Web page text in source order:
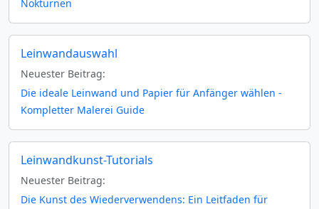
Nokturnen
Leinwandauswahl
Neuester Beitrag:
Die ideale Leinwand und Papier für Anfänger wählen -
Kompletter Malerei Guide
Leinwandkunst-Tutorials
Neuester Beitrag:
Die Kunst des Wiederverwendens: Ein Leitfaden für